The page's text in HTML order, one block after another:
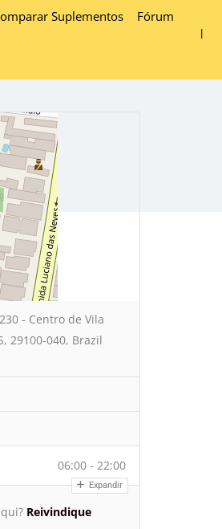
Suplementos Fórum
- Centro de Vila
29100-040, Brazil
06:00 - 22:00
Expandir
Reivindique